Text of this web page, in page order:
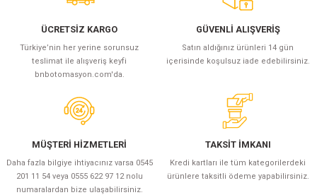
ÜCRETSİZ KARGO
Türkiye’nin her yerine sorunsuz
teslimat ile alışveriş keyfi
bnbotomasyon.com'da.
GÜVENLİ ALIŞVERİŞ
Satın aldığınız ürünleri 14 gün
içerisinde koşulsuz iade edebilirsiniz.
MÜŞTERİ HİZMETLERİ
Daha fazla bilgiye ihtiyacınız varsa 0545
201 11 54 veya 0555 622 97 12 nolu
numaralardan bize ulaşabilirsiniz.
TAKSİT İMKANI
Kredi kartları ile tüm kategorilerdeki
ürünlere taksitli ödeme yapabilirsiniz.